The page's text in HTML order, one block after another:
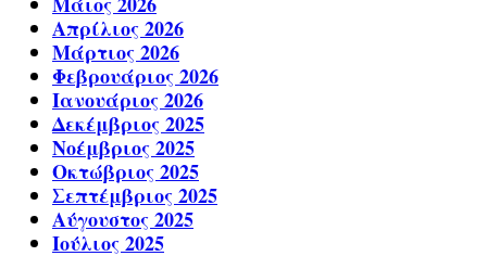
Απρίλιος 2026
Μάρτιος 2026
Φεβρουάριος 2026
Ιανουάριος 2026
Δεκέμβριος 2025
Νοέμβριος 2025
Οκτώβριος 2025
Σεπτέμβριος 2025
Αύγουστος 2025
Ιούλιος 2025